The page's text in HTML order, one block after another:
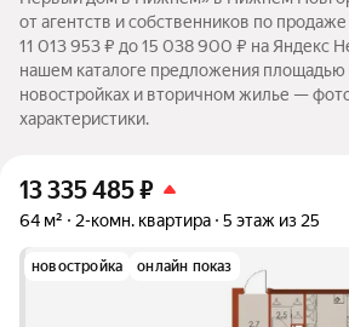
от агентств и собственников по
11 013 953 ₽ до 15 038 900 ₽ на Яндекс
нашем каталоге предложения площадью
новостройках и вторичном жилье —
характеристики.
13 335 485₽
64 м² 2-комн. квартира 5 этаж из 25
новостройка онлайн показ